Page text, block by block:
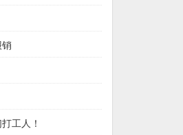
工人！